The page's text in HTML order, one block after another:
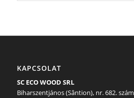
KAPCSOLAT
SC ECO WOOD SRL
Biharszentjános (Sântion), nr. 682. szám